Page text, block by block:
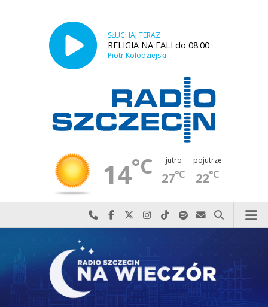
SŁUCHAJ TERAZ
RELIGIA NA FALI do 08:00
Piotr Kołodziejski
14°C jutro
27°C
pojutrze
22°C
Najlepiej po prostu do nas zadzwoń
Odwiedź nas na Facebook-u
Odwiedź nas na X
Odwiedź nas na Instagram-ie
Odwiedź nas na TikTok-u
Szukaj nas na Spotify
Wyślij do nas
Szukaj